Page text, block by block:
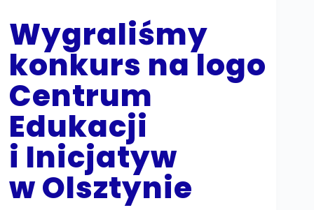
Wygraliśmy
konkurs na logo
Centrum
Edukacji
i Inicjatyw
w Olsztynie